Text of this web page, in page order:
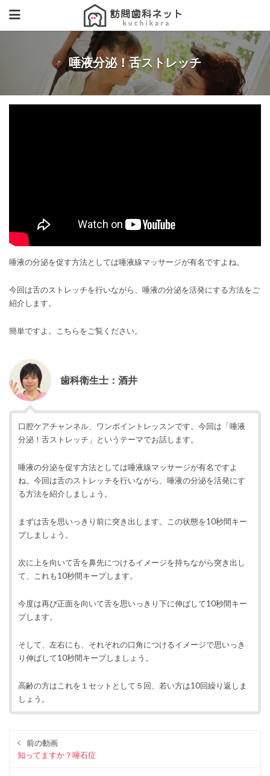
唾液分泌！舌ストレッチ
唾液の分泌を促す方法としては唾液線マッサージが有名ですよね。
今回は舌のストレッチを行いながら、唾液の分泌を活発にする方法をご
紹介します。
簡単ですよ。こちらをご覧ください。
歯科衛生士：酒井
口腔ケアチャンネル、ワンポイントレッスンです。今回は「唾液
分泌！舌ストレッチ」というテーマでお話します。
唾液の分泌を促す方法としては唾液線マッサージが有名ですよ
ね。今回は舌のストレッチを行いながら、唾液の分泌を活発にす
る方法を紹介しましょう。
まずは舌を思いっきり前に突き出します。この状態を10秒間キー
プしましょう。
次に上を向いて舌を鼻先につけるイメージを持ちながら突き出し
て、これも10秒間キープします。
今度は再び正面を向いて舌を思いっきり下に伸ばして10秒間キー
プします。
そして、左右にも、それぞれの口角につけるイメージで思いっき
り伸ばして10秒間キープしましょう。
高齢の方はこれを１セットとして５回、若い方は10回繰り返しま
しょう。
前の動画
知ってますか？唾石症